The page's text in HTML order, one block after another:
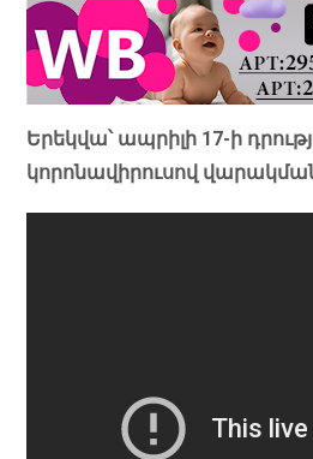
Երեկվա՝ ապրիլի 17-ի
կորոնավիրուսով